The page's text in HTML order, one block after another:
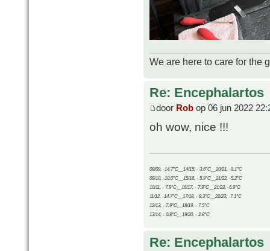
We are here to care for the
Re: Encephalartos
door Rob op 06 jun 2022
oh wow, nice !!!
08/09, -14.7°C__14/15, - 3.6°C__20/21, -9.1°C
09/10, -10.0°C__15/16, - 5.9°C__21/22, -5.2°C
10/11, - 7.9°C__16/17, - 7.9°C__21/22, -6.9°C
11/12, -14.7°C__17/18, - 8.3°C__22/23, -7.1°C
12/13, - 7.9°C__18/19, - 7.5°C
13/14, - 0.8°C__19/20, - 2.8°C
Re: Encephalartos